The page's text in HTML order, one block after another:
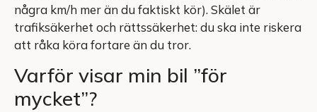
några km/h mer än du faktiskt kör). Skälet är
trafiksäkerhet och rättssäkerhet: du ska inte riskera
att råka köra fortare än du tror.
Varför visar min bil ”för
mycket”?